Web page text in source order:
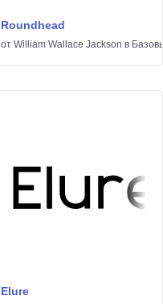
Roundhead
от William Wallace Jackson в
Elure